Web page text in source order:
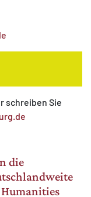
schreiben Sie
die